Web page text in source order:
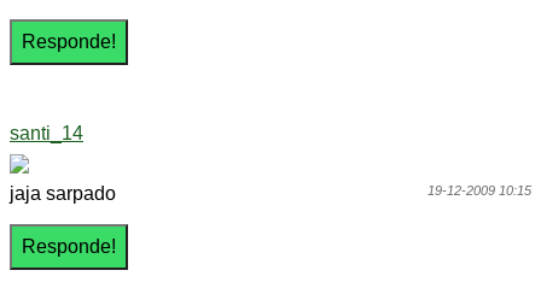
santi_14
19-12-2009 10:15
jaja sarpado